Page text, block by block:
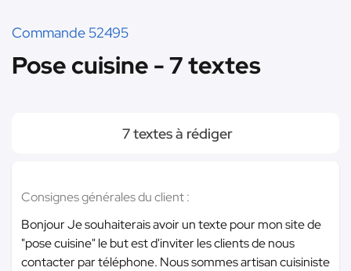
Commande 52495
Pose cuisine - 7 textes
7 textes à rédiger
Consignes générales du client :
Bonjour Je souhaiterais avoir un texte pour mon site de
"pose cuisine" le but est d'inviter les clients de nous
contacter par téléphone. Nous sommes artisan cuisiniste